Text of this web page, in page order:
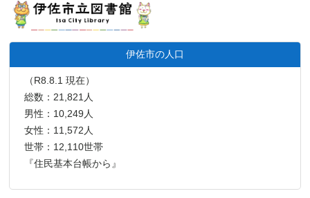
伊佐市の人口
（R8.8.1 現在）
総数：21,821人
男性：10,249人
女性：11,572人
世帯：12,110世帯
『住民基本台帳から』